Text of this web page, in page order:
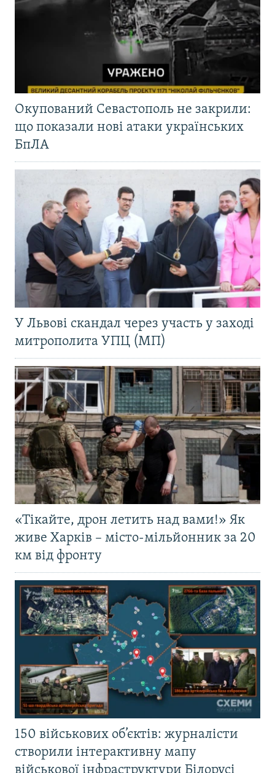
Окупований Севастополь не закрили:
що показали нові атаки українських
БпЛА
У Львові скандал через участь у заході
митрополита УПЦ (МП)
«Тікайте, дрон летить над вами!» Як
живе Харків – місто-мільйонник за 20
км від фронту
150 військових об’єктів: журналісти
створили інтерактивну мапу